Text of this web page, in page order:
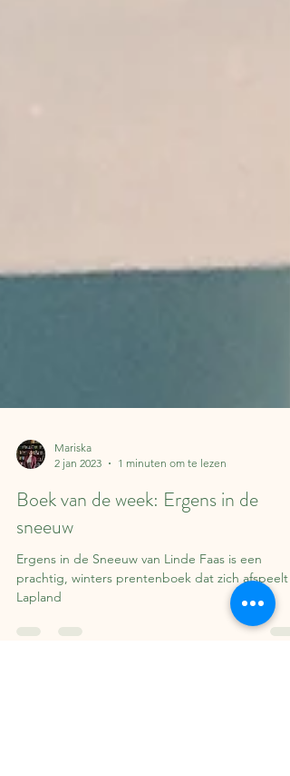
2 jan 2023
1 minuten om te lezen
Boek van de week: Ergens in de
sneeuw
Ergens in de Sneeuw van Linde Faas is een
prachtig, winters prentenboek dat zich afspeelt
Lapland